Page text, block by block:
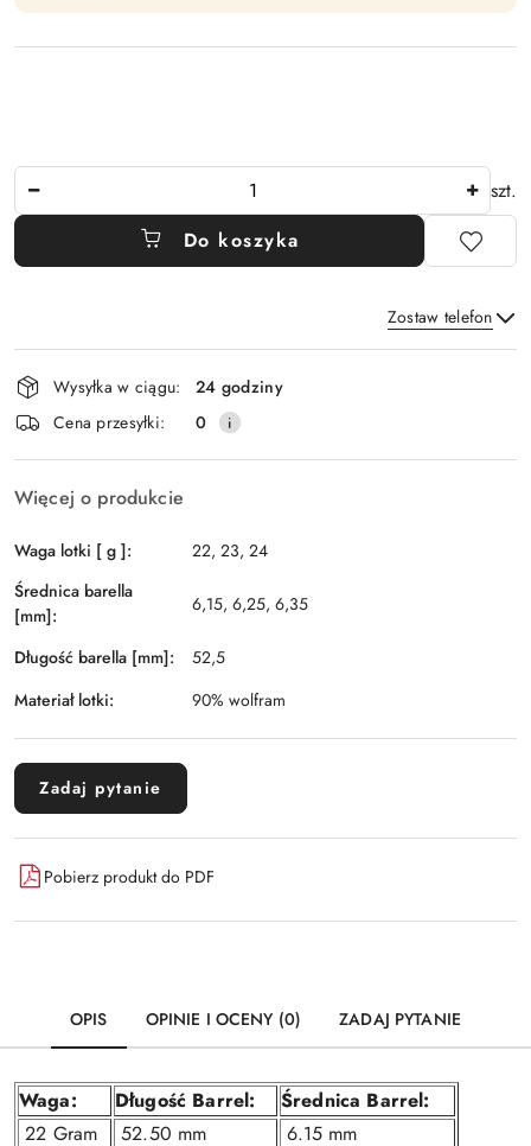
szt.
Do koszyka
Zostaw telefon
Wyślij
Dostępność
i
dostawa
Wysyłka w ciągu:
24 godziny
Cena przesyłki:
0
Więcej o produkcie
Waga lotki [ g ]:
22, 23, 24
Średnica barella
[mm]:
6,15, 6,25, 6,35
Długość barella [mm]:
52,5
Materiał lotki:
90% wolfram
Zadaj pytanie
Pobierz produkt do PDF
OPIS OPINIE I OCENY (0) ZADAJ PYTANIE
Waga: Długość Barrel:
Średnica Barrel:
22 Gram
52.50 mm 6.15 mm